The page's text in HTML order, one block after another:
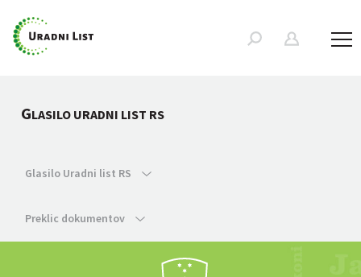
GLASILO URADNI LIST RS
Glasilo Uradni list RS
Preklic dokumentov